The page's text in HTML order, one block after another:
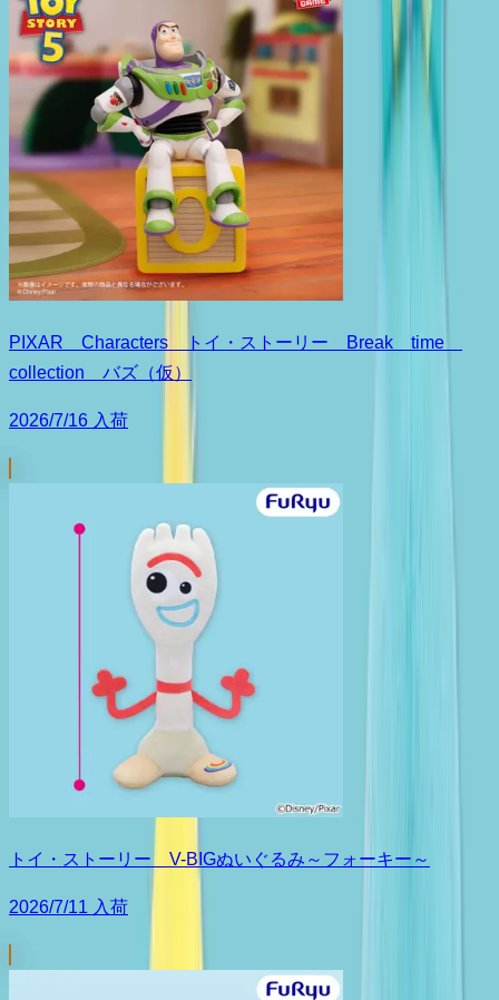
PIXAR Characters トイ・ストーリー Break time
collection バズ（仮）
2026/7/16 入荷
トイ・ストーリー V-BIGぬいぐるみ～フォーキー～
2026/7/11 入荷